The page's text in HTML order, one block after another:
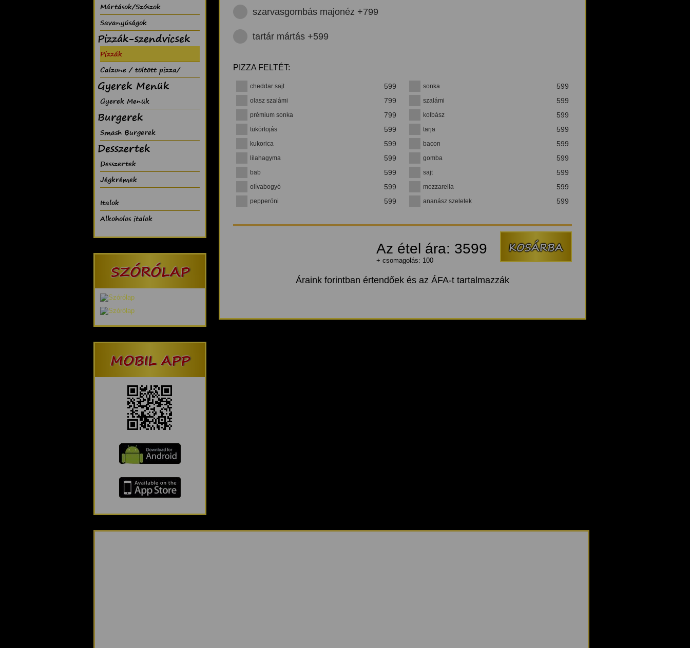
Mártások/Szószok
Savanyúságok
Pizzák-szendvicsek
Pizzák
Calzone / töltött pizza/
Gyerek Menük
Gyerek Menük
Burgerek
Smash Burgerek
Desszertek
Desszertek
Jégkrémek
Italok
Alkoholos italok
SZÓRÓLAP
MOBIL APP
szarvasgombás majonéz +799
tartár mártás +599
PIZZA FELTÉT:
cheddar sajt 599
olasz szalámi 799
prémium sonka 799
tükörtojás 599
kukorica 599
lilahagyma 599
bab 599
olívabogyó 599
pepperóni 599
sonka 599
szalámi 599
kolbász 599
tarja 599
bacon 599
gomba 599
sajt 599
mozzarella 599
ananász szeletek 599
Az étel ára: 3599
+ csomagolás: 100
Áraink forintban értendőek és az ÁFA-t tartalmazzák